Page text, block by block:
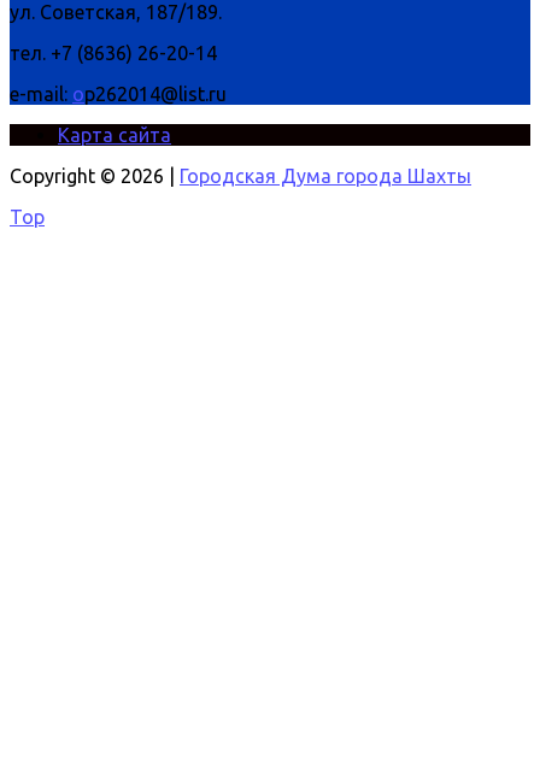
ул. Советская, 187/189.
тел. +7 (8636) 26-20-14
e-mail: op262014@list.ru
Карта сайта
Copyright © 2026 |
Городская Дума города Шахты
Top